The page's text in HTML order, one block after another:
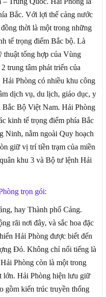
Bắc. Với lợi thế cảng nước
thời là một trong những
tế trọng điểm Bắc bộ. Là
thuật tổng hợp của Vùng
trung tâm phát triển của
Phòng có nhiều khu công
dịch vụ, du lịch, giáo dục, y
Bắc Bộ Việt Nam. Hải Phòng
kinh tế trọng điểm phía Bắc
Ninh, nằm ngoài Quy hoạch
giữ vị trí tiền trạm của miền
khu 3 và Bộ tư lệnh Hải
trọn gói:
hay Thành phố Cảng.
rãi nơi đây, và sắc hoa đặc
Hải Phòng được biết đến
Đỏ. Không chỉ nổi tiếng là
Phòng còn là một trong
lớn. Hải Phòng hiện lưu giữ
gồm kiến trúc truyền thống